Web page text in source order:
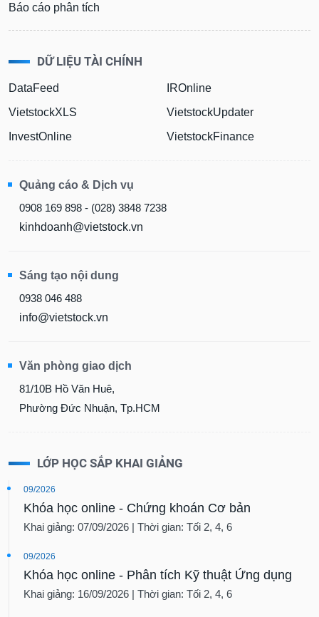
Báo cáo phân tích
DỮ LIỆU TÀI CHÍNH
DataFeed
VietstockXLS
InvestOnline
IROnline
VietstockUpdater
VietstockFinance
Quảng cáo & Dịch vụ
0908 169 898 - (028) 3848 7238
kinhdoanh@vietstock.vn
Sáng tạo nội dung
0938 046 488
info@vietstock.vn
Văn phòng giao dịch
81/10B Hồ Văn Huê,
Phường Đức Nhuận, Tp.HCM
LỚP HỌC SẮP KHAI GIẢNG
09/2026
Khóa học online - Chứng khoán Cơ bản
Khai giảng: 07/09/2026 | Thời gian: Tối 2, 4, 6
09/2026
Khóa học online - Phân tích Kỹ thuật Ứng dụng
Khai giảng: 16/09/2026 | Thời gian: Tối 2, 4, 6